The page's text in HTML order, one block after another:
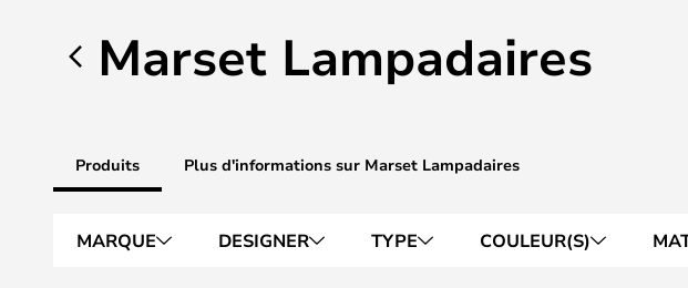
Marset Lampadaires
Produits Plus d'informations sur Marset Lampadaires
MARQUE DESIGNER TYPE COULEUR(S)